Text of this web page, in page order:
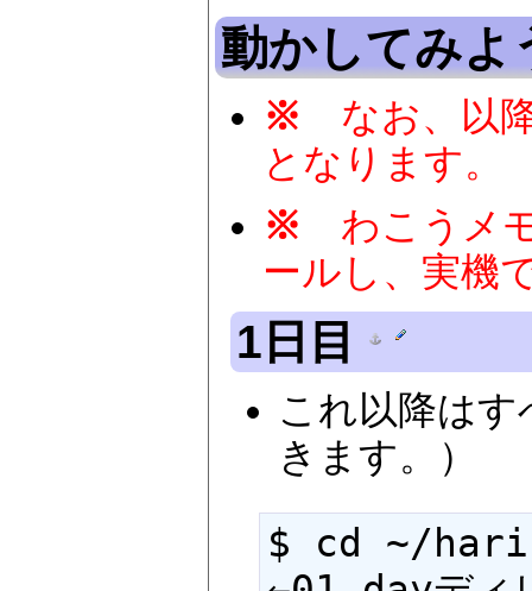
動かしてみ
※ なお、以
となります。
※ わこうメ
ールし、実機
1日目
これ以降は
きます。）
$ cd ~/